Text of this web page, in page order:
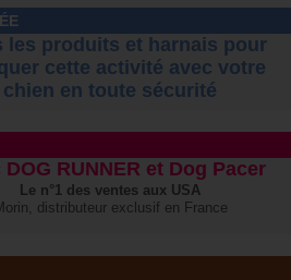
les produits et harnais pour
cette activité avec votre
chien en toute sécurité
DOG RUNNER et Dog Pacer
Le n°1 des ventes aux USA
distributeur exclusif en France